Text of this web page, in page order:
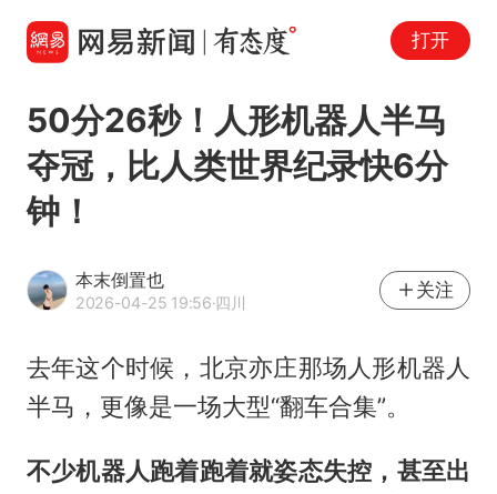
打开
50分26秒！人形机器人半马
夺冠，比人类世界纪录快6分
钟！
本末倒置也
2026-04-25 19:56·四川
关注
去年这个时候，北京亦庄那场人形机器人
半马，更像是一场大型“翻车合集”。
不少机器人跑着跑着就姿态失控，甚至出